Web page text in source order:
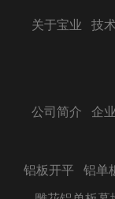
关于宝业 技
公司简介 企
铝板开平 铝单